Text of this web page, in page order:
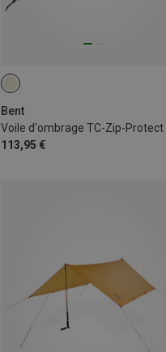
Bent
113,95 €